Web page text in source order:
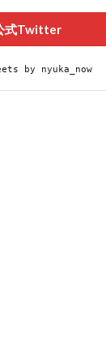
式Twitter
by nyuka_now